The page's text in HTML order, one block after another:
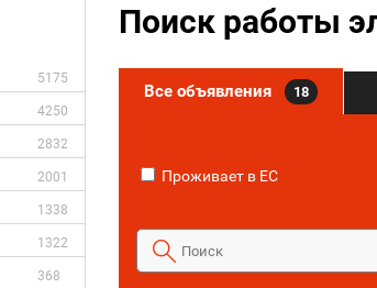
5175
4250
2832
2001
1338
1322
368
Поиск работы
Все объявления 18
Проживает в ЕС